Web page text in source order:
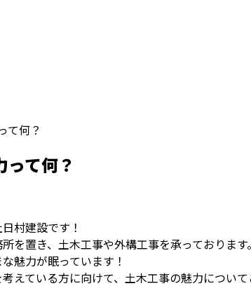
て何？
って何？
村建設です！
を置き、土木工事や外構工事を承っております。
魅力が眠っています！
えている方に向けて、土木工事の魅力につい